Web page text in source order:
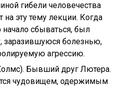
гибели человечества
на эту тему лекции. Когда
сбываться, был
заразившуюся болезнью,
агрессию.
Бывший друг Лютера.
чудовищем, одержимым